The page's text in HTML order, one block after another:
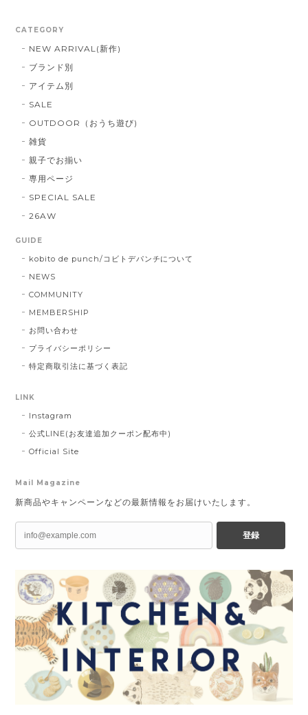
CATEGORY
NEW ARRIVAL(新作)
ブランド別
アイテム別
SALE
OUTDOOR（おうち遊び)
雑貨
親子でお揃い
専用ページ
SPECIAL SALE
26AW
GUIDE
kobito de punch/コビトデパンチについて
NEWS
COMMUNITY
MEMBERSHIP
お問い合わせ
プライバシーポリシー
特定商取引法に基づく表記
LINK
Instagram
公式LINE(お友達追加クーポン配布中)
Official Site
Mail Magazine
新商品やキャンペーンなどの最新情報をお届けいたします。
登録